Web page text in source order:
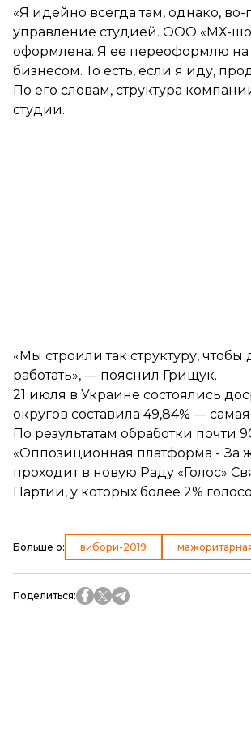
«Я идейно всегда там, однако,
управление студией. ООО «МХ-
оформлена. Я ее переоформлю на
бизнесом. То есть, если я иду,
По его словам, структура
студии.
«Мы строили так структуру,
работать», — пояснил Грищук.
21 июля в Украине состоялись
округов составила 49,84% —
По результатам обработки почти
«Оппозиционная платформа - За
проходит в новую Раду «Голос»
Партии, у которых более 2%
Больше о: вибори-2019
Поделиться: